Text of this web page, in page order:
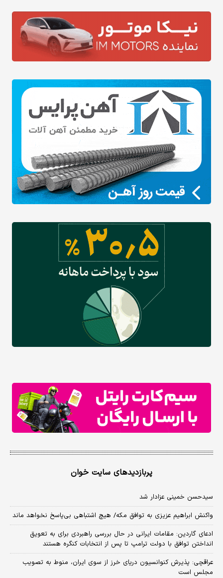
پربازدیدهای سایت خوان
سیدحسن خمینی عزادار شد
واکنش ابراهیم عزیزی به توافق مکه/ هیچ اشتباهی بی‌پاسخ نخواهد ماند
ادعای گاردین: مقامات ایرانی در حال بررسی راهبردی برای به تعویق
انداختن توافق با دولت ترامپ تا پس از انتخابات کنگره هستند
عراقچی: پذیرش کنوانسیون دریای خرز از سوی ایران، منوط به تصویب
مجلس است